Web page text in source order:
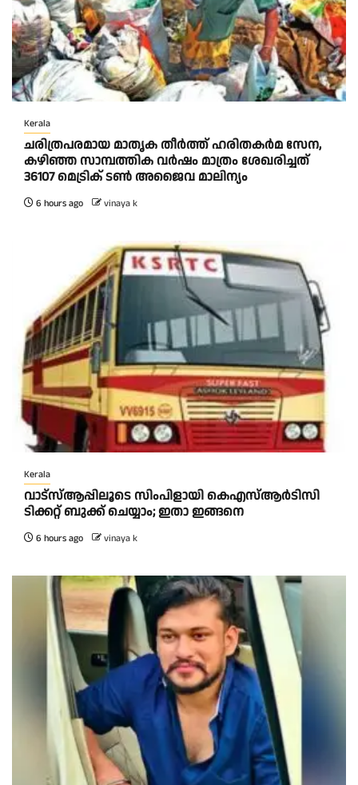
Kerala
ചരിത്രപരമായ മാതൃക തീര്‍ത്ത് ഹരിതകര്‍മ സേന,
കഴിഞ്ഞ സാമ്പത്തിക വര്‍ഷം മാത്രം ശേഖരിച്ചത്
36107 മെട്രിക് ടണ്‍ അജൈവ മാലിന്യം
6 hours ago vinaya k
Kerala
വാട്‌സ്ആപ്പിലൂടെ സിംപിളായി കെഎസ്ആര്‍ടിസി
ടിക്കറ്റ് ബുക്ക് ചെയ്യാം; ഇതാ ഇങ്ങനെ
6 hours ago vinaya k